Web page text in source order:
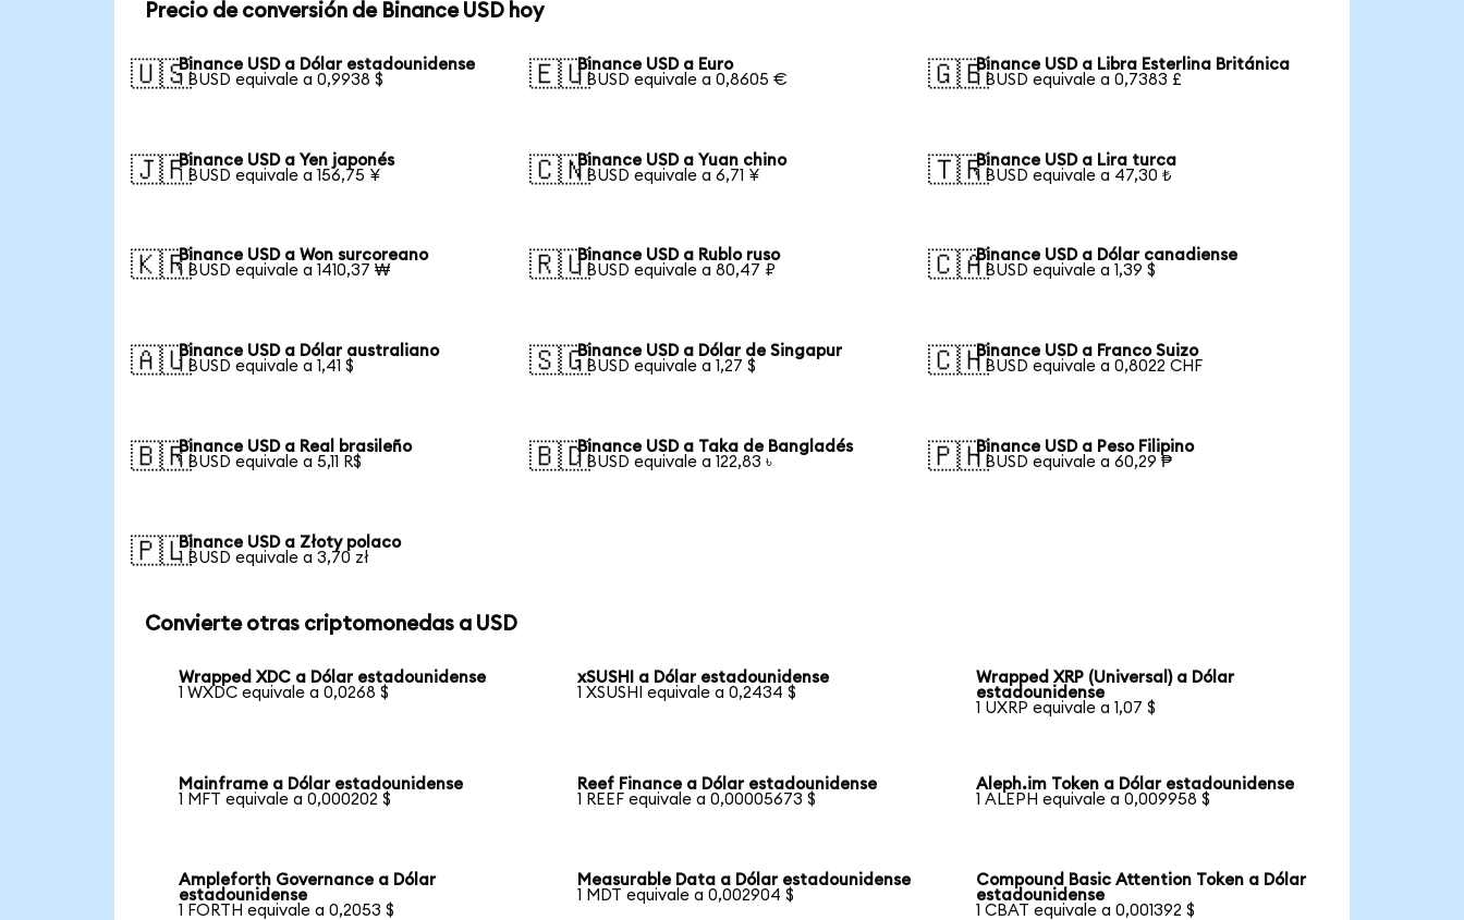
Precio de conversión de Binance USD hoy
🇺🇸Binance USD a Dólar estadounidense
1 BUSD equivale a 0,9938 $
🇪🇺Binance USD a Euro
1 BUSD equivale a 0,8605 €
🇬🇧Binance USD a Libra Esterlina Británica
1 BUSD equivale a 0,7383 £
🇯🇵Binance USD a Yen japonés
1 BUSD equivale a 156,75 ¥
🇨🇳Binance USD a Yuan chino
1 BUSD equivale a 6,71 ¥
🇹🇷Binance USD a Lira turca
1 BUSD equivale a 47,30 ₺
🇰🇷Binance USD a Won surcoreano
1 BUSD equivale a 1410,37 ₩
🇷🇺Binance USD a Rublo ruso
1 BUSD equivale a 80,47 ₽
🇨🇦Binance USD a Dólar canadiense
1 BUSD equivale a 1,39 $
🇦🇺Binance USD a Dólar australiano
1 BUSD equivale a 1,41 $
🇸🇬Binance USD a Dólar de Singapur
1 BUSD equivale a 1,27 $
🇨🇭Binance USD a Franco Suizo
1 BUSD equivale a 0,8022 CHF
🇧🇷Binance USD a Real brasileño
1 BUSD equivale a 5,11 R$
🇧🇩Binance USD a Taka de Bangladés
1 BUSD equivale a 122,83 ৳
🇵🇭Binance USD a Peso Filipino
1 BUSD equivale a 60,29 ₱
🇵🇱Binance USD a Złoty polaco
1 BUSD equivale a 3,70 zł
Convierte otras criptomonedas a USD
Wrapped XDC a Dólar estadounidense
1 WXDC equivale a 0,0268 $
xSUSHI a Dólar estadounidense
1 XSUSHI equivale a 0,2434 $
Wrapped XRP (Universal) a Dólar
estadounidense
1 UXRP equivale a 1,07 $
Mainframe a Dólar estadounidense
1 MFT equivale a 0,000202 $
Reef Finance a Dólar estadounidense
1 REEF equivale a 0,00005673 $
Aleph.im Token a Dólar estadounidense
1 ALEPH equivale a 0,009958 $
Ampleforth Governance a Dólar
estadounidense
1 FORTH equivale a 0,2053 $
Measurable Data a Dólar estadounidense
1 MDT equivale a 0,002904 $
Compound Basic Attention Token a Dólar
estadounidense
1 CBAT equivale a 0,001392 $